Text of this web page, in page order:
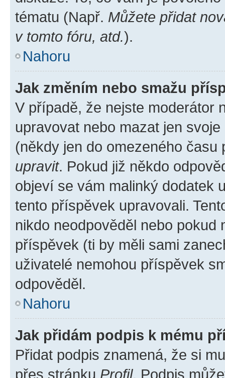
tématu (Např. Můžete přidat
v tomto fóru, atd.).
Nahoru
Jak změním nebo smažu
V případě, že nejste moderátor
upravovat nebo mazat jen
(někdy jen do omezeného
upravit. Pokud již někdo
objeví se vám malinký dodatek
tento příspěvek upravovali.
nikdo neodpověděl nebo pokud
příspěvek (ti by měli sami
uživatelé nemohou příspěvek
odpověděl.
Nahoru
Jak přidám podpis k mému
Přidat podpis znamená, že si
přes stránku Profil. Podpis